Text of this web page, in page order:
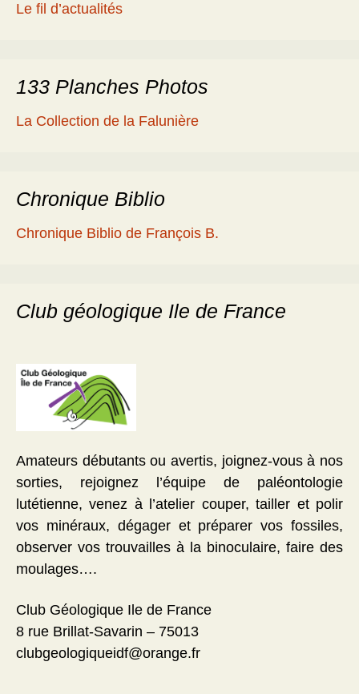
Le fil d’actualités
133 Planches Photos
La Collection de la Falunière
Chronique Biblio
Chronique Biblio de François B.
Club géologique Ile de France
Amateurs débutants ou avertis, joignez-vous à nos
sorties, rejoignez l’équipe de paléontologie
lutétienne, venez à l’atelier couper, tailler et polir
vos minéraux, dégager et préparer vos fossiles,
observer vos trouvailles à la binoculaire, faire des
moulages….
Club Géologique Ile de France
8 rue Brillat-Savarin – 75013
clubgeologiqueidf@orange.fr